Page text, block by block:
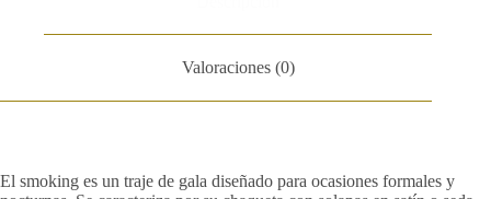
Valoraciones (0)
El smoking es un traje de gala diseñado para ocasiones formales y